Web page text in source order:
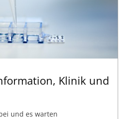
Klinik und
und es warten